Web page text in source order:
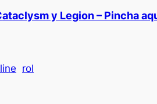
ataclysm y Legion – Pincha
rol